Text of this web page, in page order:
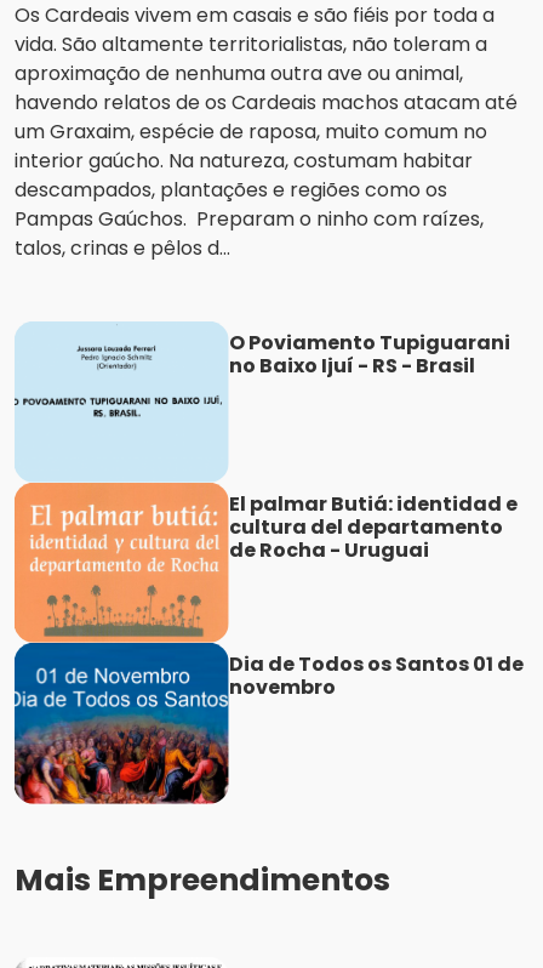
Os Cardeais vivem em casais e são fiéis por toda a
vida. São altamente territorialistas, não toleram a
aproximação de nenhuma outra ave ou animal,
havendo relatos de os Cardeais machos atacam até
um Graxaim, espécie de raposa, muito comum no
interior gaúcho. Na natureza, costumam habitar
descampados, plantações e regiões como os
Pampas Gaúchos. Preparam o ninho com raízes,
talos, crinas e pêlos d...
O Poviamento Tupiguarani
no Baixo Ijuí - RS - Brasil
El palmar Butiá: identidad e
cultura del departamento
de Rocha - Uruguai
Dia de Todos os Santos 01 de
novembro
Mais Empreendimentos